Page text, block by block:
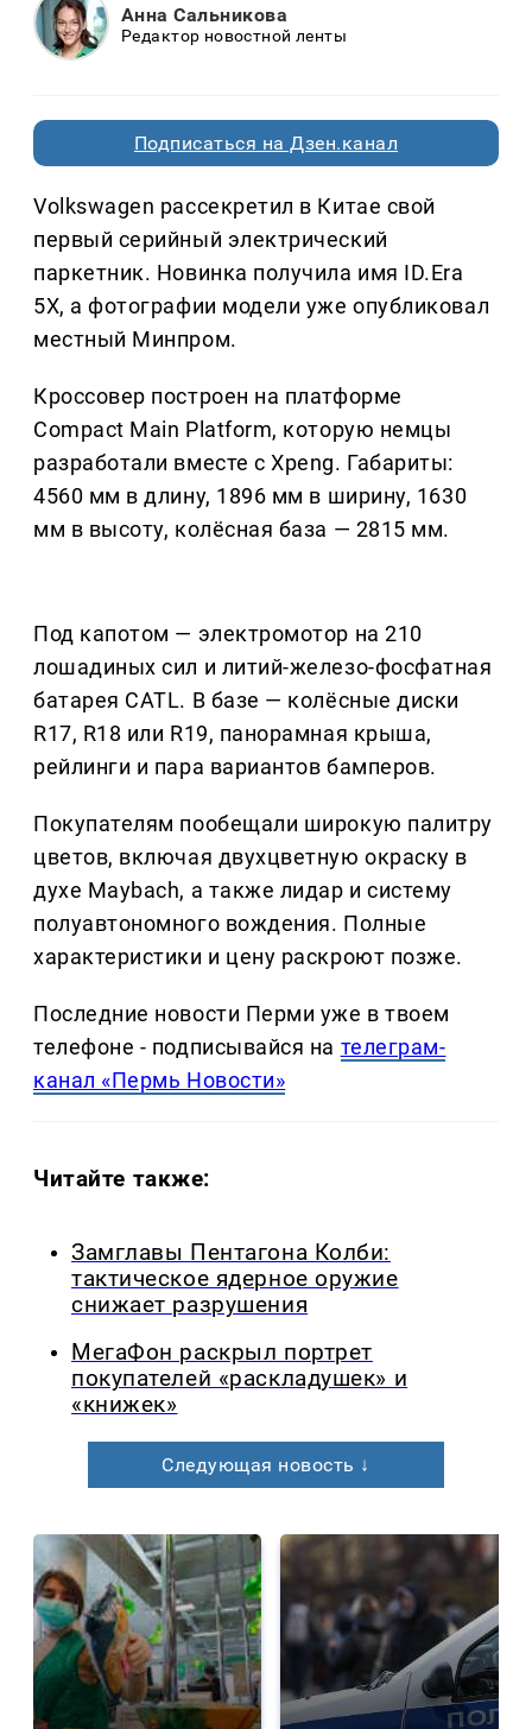
Анна Сальникова
Редактор новостной ленты
Подписаться на Дзен.канал
Volkswagen рассекретил в Китае свой
первый серийный электрический
паркетник. Новинка получила имя ID.Era
5X, а фотографии модели уже опубликовал
местный Минпром.
Кроссовер построен на платформе
Compact Main Platform, которую немцы
разработали вместе с Xpeng. Габариты:
4560 мм в длину, 1896 мм в ширину, 1630
мм в высоту, колёсная база — 2815 мм.
Под капотом — электромотор на 210
лошадиных сил и литий-железо-фосфатная
батарея CATL. В базе — колёсные диски
R17, R18 или R19, панорамная крыша,
рейлинги и пара вариантов бамперов.
Покупателям пообещали широкую палитру
цветов, включая двухцветную окраску в
духе Maybach, а также лидар и систему
полуавтономного вождения. Полные
характеристики и цену раскроют позже.
Последние новости Перми уже в твоем
телефоне - подписывайся на телеграм-
канал «Пермь Новости»
Читайте также:
Замглавы Пентагона Колби:
тактическое ядерное оружие
снижает разрушения
МегаФон раскрыл портрет
покупателей «раскладушек» и
«книжек»
Следующая новость ↓